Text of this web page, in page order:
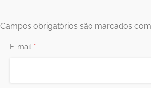
Campos obrigatórios são marcados com
E-mail *